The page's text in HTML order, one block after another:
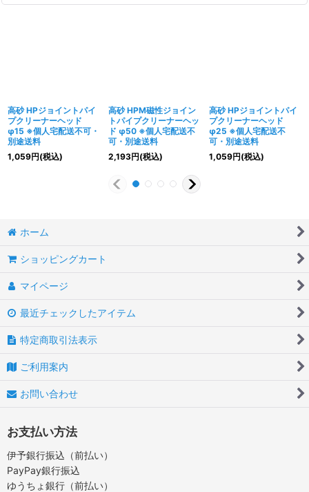
高砂 HPジョイントパイ
プクリーナーヘッド
φ15 ※個人宅配送不可・
別途送料
1,059円(税込)
高砂 HPM磁性ジョイン
トパイプクリーナーヘッ
ド φ50 ※個人宅配送不
可・別途送料
2,193円(税込)
高砂 HPジョイントパイ
プクリーナーヘッド
φ25 ※個人宅配送不
可・別途送料
1,059円(税込)
ホーム
ショッピングカート
マイページ
最近チェックしたアイテム
特定商取引法表示
ご利用案内
お問い合わせ
お支払い方法
伊予銀行振込（前払い）
PayPay銀行振込
ゆうちょ銀行（前払い）